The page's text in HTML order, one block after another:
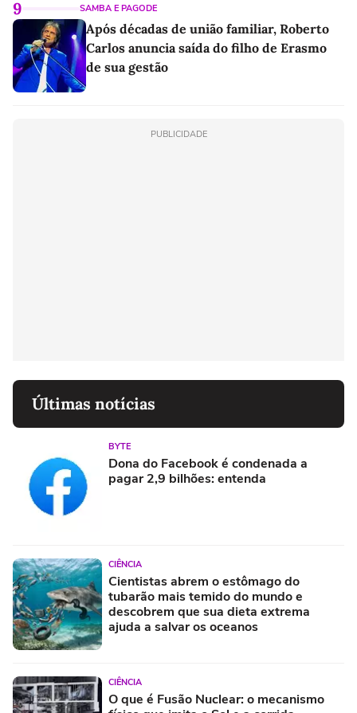
9 SAMBA E PAGODE
Após décadas de união familiar, Roberto
Carlos anuncia saída do filho de Erasmo
de sua gestão
PUBLICIDADE
Últimas notícias
BYTE
Dona do Facebook é condenada a
pagar 2,9 bilhões: entenda
CIÊNCIA
Cientistas abrem o estômago do
tubarão mais temido do mundo e
descobrem que sua dieta extrema
ajuda a salvar os oceanos
CIÊNCIA
O que é Fusão Nuclear: o mecanismo